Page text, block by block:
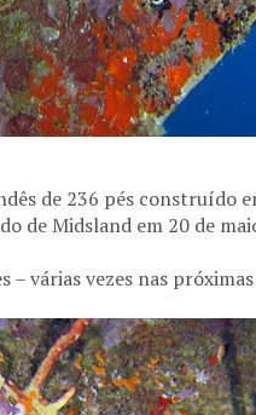
de 236 pés construído
de Midsland em 20 de
– várias vezes nas próximas